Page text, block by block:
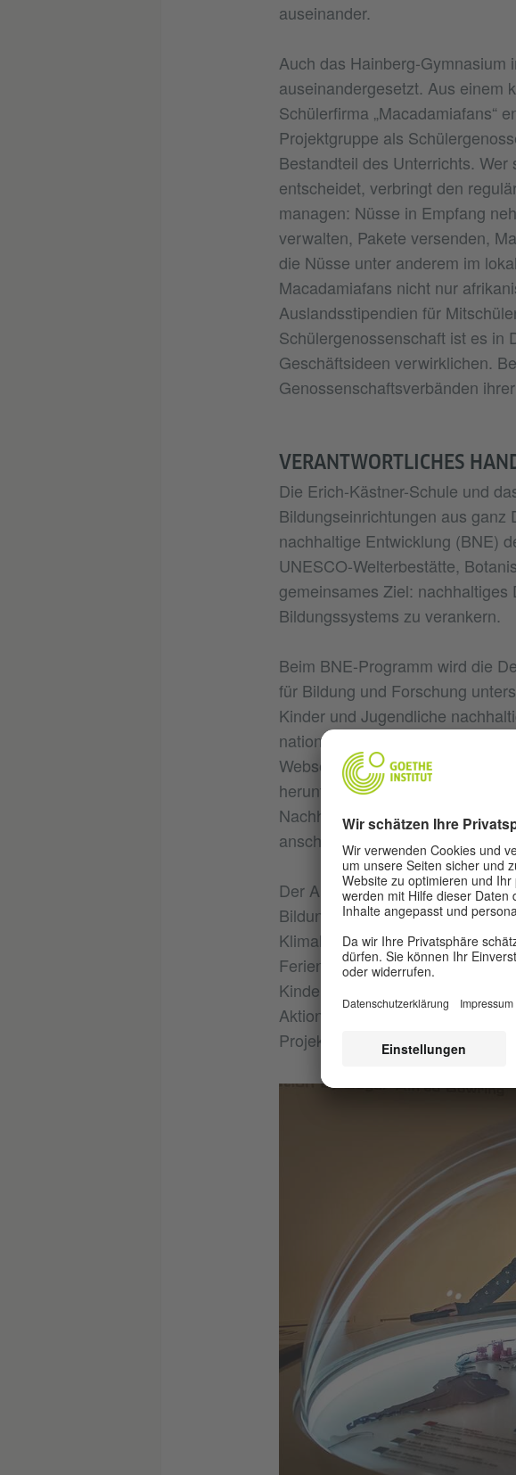
auseinander.
Auch das Hainberg-Gymnasium
auseinandergesetzt. Aus einem
Schülerfirma „Macadamiafans“
Projektgruppe als
Bestandteil des Unterrichts.
entscheidet, verbringt den
managen: Nüsse in Empfang
verwalten, Pakete versenden,
die Nüsse unter anderem im
Macadamiafans nicht nur
Auslandsstipendien für
Schülergenossenschaft ist es in
Geschäftsideen verwirklichen.
Genossenschaftsverbänden
VERANTWORTLICHES
Die Erich-Kästner-Schule und
Bildungseinrichtungen aus
nachhaltige Entwicklung (BNE)
UNESCO-Welterbestätte,
gemeinsames Ziel:
Bildungssystems zu verankern.
Beim BNE-Programm wird die
für Bildung und Forschung
Kinder und Jugendliche
nationalen Aktionsplan sowie
Webseite können Schulen und
herunterladen: Vom
Nachhaltigkeitsbrettspiel gibt es
anschaulich aufgreifen können.
Der Aufforderung, sich stärker
Bildungseinrichtungen auf ganz
Klimalotsen aus, bieten
Ferienfreizeiten an. Eine
Kinder und Jugendliche täglich
Aktionsprogramms registriert.
Projektfahrten bis hin zu